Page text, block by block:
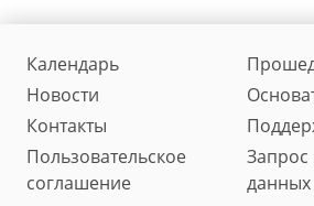
Календарь
Новости
Контакты
Пользовательское
соглашение
Запрос
данных